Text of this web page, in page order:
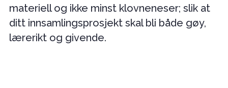
materiell og ikke minst klovneneser; slik at
ditt innsamlingsprosjekt skal bli både gøy,
lærerikt og givende.